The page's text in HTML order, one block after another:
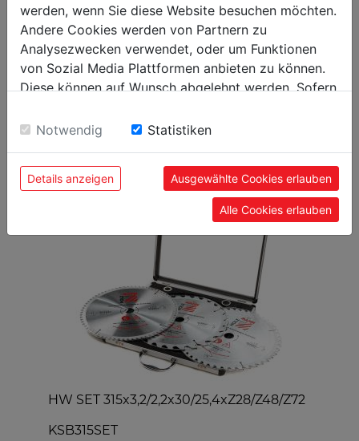
Allgemeine Daten
EAN Code
9120058375323
BELIEBTE PRODUKTE
HW SET 315x3,2/2,2x30/25,4xZ28/Z48/Z72
KSB315SET
werden, wenn Sie diese Website besuchen möchten.
Andere Cookies werden von Partnern zu
Analysezwecken verwendet, oder um Funktionen
von Sozial Media Plattformen anbieten zu können.
Diese können auf Wunsch abgelehnt werden. Sofern
Einwilligung zu unseren Cookies.
Notwendig Statistiken
Details anzeigen Ausgewählte Cookies erlauben
Alle Cookies erlauben